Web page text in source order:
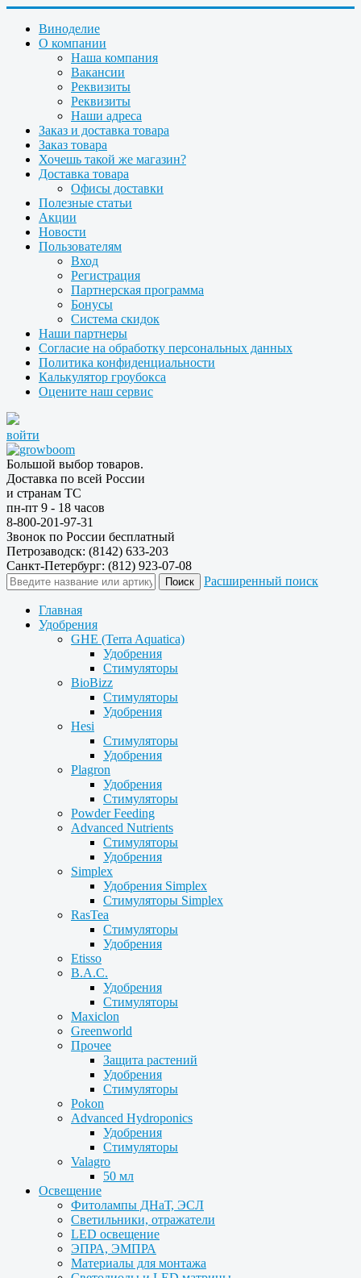
Виноделие
О компании
Наша компания
Вакансии
Реквизиты
Реквизиты
Наши адреса
Заказ и доставка товара
Заказ товара
Хочешь такой же магазин?
Доставка товара
Офисы доставки
Полезные статьи
Акции
Новости
Пользователям
Вход
Регистрация
Партнерская программа
Бонусы
Система скидок
Наши партнеры
Согласие на обработку персональных данных
Политика конфиденциальности
Калькулятор гроубокса
Оцените наш сервис
войти
Большой выбор товаров.
Доставка по всей России
и странам ТС
пн-пт 9 - 18 часов
8-800-201-97-31
Звонок по России бесплатный
Петрозаводск: (8142) 633-203
Санкт-Петербург: (812) 923-07-08
Расширенный поиск
Главная
Удобрения
GHE (Terra Aquatica)
Удобрения
Стимуляторы
BioBizz
Стимуляторы
Удобрения
Hesi
Стимуляторы
Удобрения
Plagron
Удобрения
Стимуляторы
Powder Feeding
Advanced Nutrients
Стимуляторы
Удобрения
Simplex
Удобрения Simplex
Стимуляторы Simplex
RasTea
Стимуляторы
Удобрения
Etisso
B.A.C.
Удобрения
Стимуляторы
Maxiclon
Greenworld
Прочее
Защита растений
Удобрения
Стимуляторы
Pokon
Advanced Hydroponics
Удобрения
Стимуляторы
Valagro
50 мл
Освещение
Фитолампы ДНаТ, ЭСЛ
Светильники, отражатели
LED освещение
ЭПРА, ЭМПРА
Материалы для монтажа